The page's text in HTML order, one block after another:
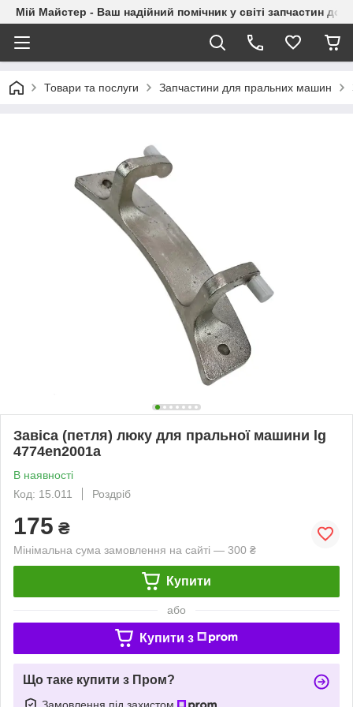
Мій Майстер - Ваш надійний помічник у світі запчастин до
Товари та послуги Запчастини для пральних машин
Завіса (петля) люку для пральної машини lg
4774en2001a
В наявності
Код: 15.011
Роздріб
175 ₴
Мінімальна сума замовлення на сайті — 300 ₴
Купити
або
Купити з
Що таке купити з Пром?
Замовлення під захистом